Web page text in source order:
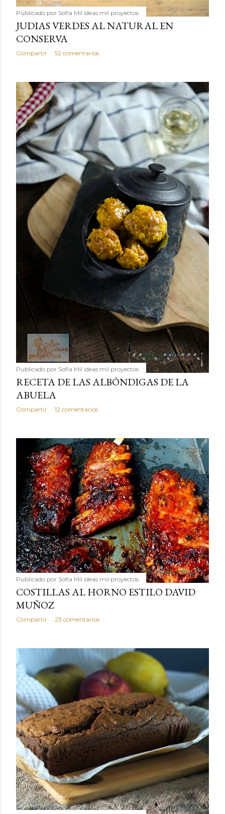
Publicado por Sofía Mil ideas mil proyectos
JUDIAS VERDES AL NATURAL EN
CONSERVA
Compartir 52 comentarios
Publicado por Sofía Mil ideas mil proyectos
RECETA DE LAS ALBÓNDIGAS DE LA
ABUELA
Compartir 12 comentarios
Publicado por Sofía Mil ideas mil proyectos
COSTILLAS AL HORNO ESTILO DAVID
MUÑOZ
Compartir 23 comentarios